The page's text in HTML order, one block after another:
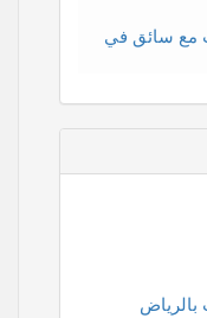
مع سائق في